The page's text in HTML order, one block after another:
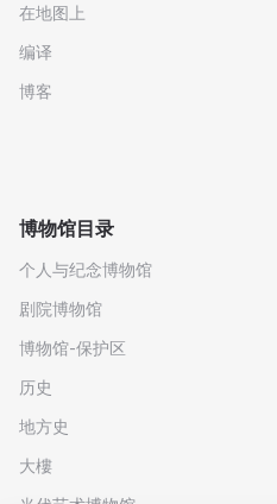
在地图上
编译
博客
博物馆目录
个人与纪念博物馆
剧院博物馆
博物馆-保护区
历史
地方史
大樓